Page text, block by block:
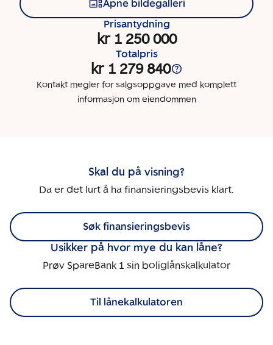
Åpne bildegalleri
Prisantydning
kr 1 250 000
Totalpris
kr 1 279 840
Kontakt megler for salgsoppgave med komplett
informasjon om eiendommen
Skal du på visning?
Da er det lurt å ha finansieringsbevis klart.
Søk finansieringsbevis
Usikker på hvor mye du kan låne?
Prøv SpareBank 1 sin boliglånskalkulator
Til lånekalkulatoren